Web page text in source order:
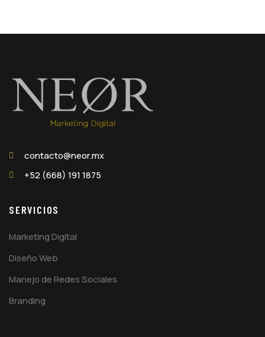
contacto@neor.mx
+52 (668) 191 1875
SERVICIOS
Marketing Digital
Diseño Web
Manejo de Redes Sociales
Branding